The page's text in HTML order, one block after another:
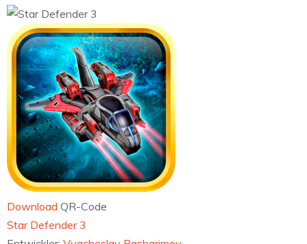
Download QR-Code
‎Star Defender 3